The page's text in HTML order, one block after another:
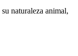
naturaleza animal,